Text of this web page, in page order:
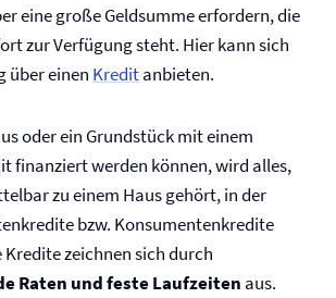
eine große Geldsumme erfordern, die
zur Verfügung steht. Hier kann sich
über einen Kreditanbieten.
oder ein Grundstück mit einem
finanziert werden können, wird alles,
zu einem Haus gehört, in der
bzw. Konsumenten­kredite
zeichnen sich durch
Raten und feste Laufzeiten aus.